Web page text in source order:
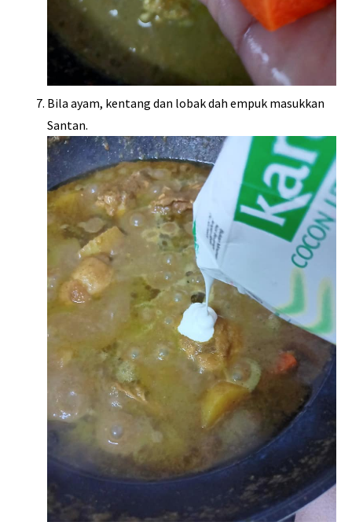
Bila ayam, kentang dan lobak dah empuk masukkan
Santan.